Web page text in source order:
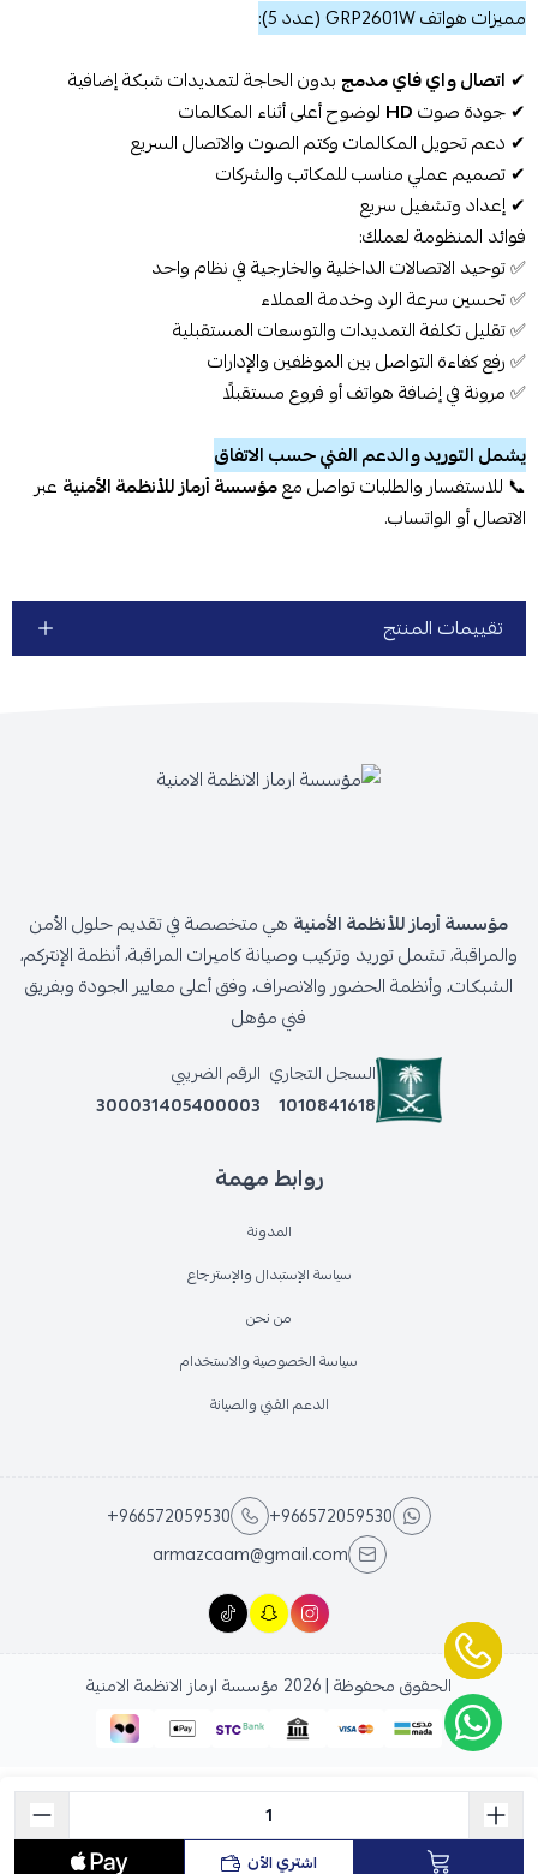
اشتري الآن
مميزات هواتف GRP2601W (عدد 5):
✔ اتصال واي فاي مدمج بدون الحاجة لتمديدات شبكة إضافية
✔ جودة صوتHD لوضوح أعلى أثناء المكالمات
✔ دعم تحويل المكالمات وكتم الصوت والاتصال السريع
✔ تصميم عملي مناسب للمكاتب والشركات
✔ إعداد وتشغيل سريع
فوائد المنظومة لعملك:
✅ توحيد الاتصالات الداخلية والخارجية في نظام واحد
✅ تحسين سرعة الرد وخدمة العملاء
✅ تقليل تكلفة التمديدات والتوسعات المستقبلية
✅ رفع كفاءة التواصل بين الموظفين والإدارات
✅ مرونة في إضافة هواتف أو فروع مستقبلًا
يشمل التوريد والدعم الفني حسب الاتفاق
📞 للاستفسار والطلبات تواصل معمؤسسة أرماز للأنظمة الأمنية عبر
الاتصال أو الواتساب.
تقييمات المنتج
روابط مهمة
المدونة
سياسة الإستبدال والإسترجاع
من نحن
سياسة الخصوصية والاستخدام
الدعم الفني والصيانة
مؤسسة أرماز للأنظمة الأمنية هي متخصصة في تقديم حلول الأمن
والمراقبة، تشمل توريد وتركيب وصيانة كاميرات المراقبة، أنظمة الإنتركم،
الشبكات، وأنظمة الحضور والانصراف، وفق أعلى معايير الجودة وبفريق
فني مؤهل
السجل التجاري
1010841618
الرقم الضريبي
300031405400003
+966572059530
+966572059530
armazcaam@gmail.com
الحقوق محفوظة | 2026 مؤسسة ارماز الانظمة الامنية